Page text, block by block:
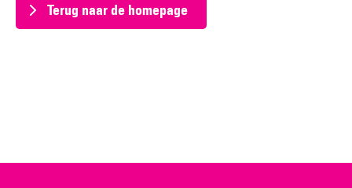
Terug naar de homepage